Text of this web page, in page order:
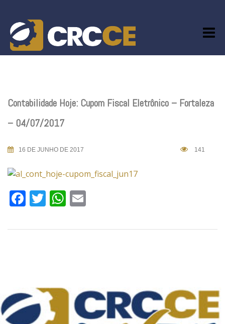
content
Contabilidade Hoje: Cupom Fiscal Eletrônico – Fortaleza
– 04/07/2017
16 DE JUNHO DE 2017 141
Facebook
TwitterWhatsApp